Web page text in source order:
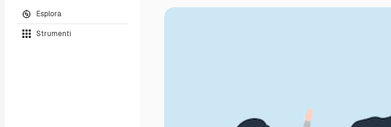
Esplora
Strumenti